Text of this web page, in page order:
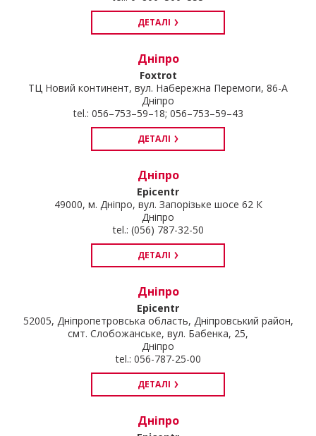
ДЕТАЛІ
Дніпро
Foxtrot
ТЦ Новий континент, вул. Набережна Перемоги, 86-А
Дніпро
tel.: 056–753–59–18; 056–753–59–43
ДЕТАЛІ
Дніпро
Epicentr
49000, м. Дніпро, вул. Запорізьке шосе 62 К
Дніпро
tel.: (056) 787-32-50
ДЕТАЛІ
Дніпро
Epicentr
52005, Дніпропетровська область, Дніпровський район,
смт. Слобожанське, вул. Бабенка, 25,
Дніпро
tel.: 056-787-25-00
ДЕТАЛІ
Дніпро